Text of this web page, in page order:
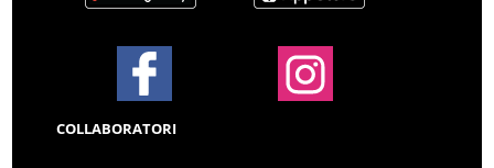
COLLABORATORI